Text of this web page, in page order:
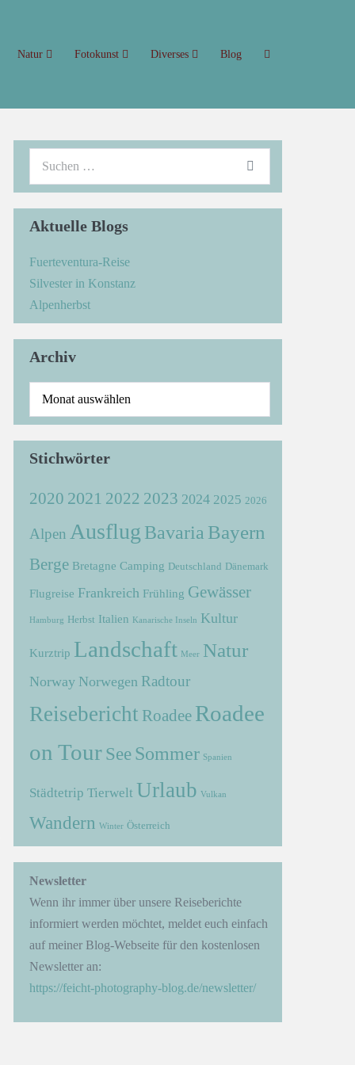
Natur Fotokunst Diverses Blog
Aktuelle Blogs
Fuerteventura-Reise
Silvester in Konstanz
Alpenherbst
Archiv
Stichwörter
2020 2021 2022 2023 2024 2025 2026
Alpen Ausflug Bavaria Bayern
Berge Bretagne Camping Deutschland Dänemark
Flugreise Frankreich Frühling Gewässer
Hamburg Herbst Italien Kanarische Inseln Kultur
Kurztrip Landschaft Meer Natur
Norway Norwegen Radtour
Reisebericht Roadee Roadee
on Tour See Sommer Spanien
Städtetrip Tierwelt Urlaub Vulkan
Wandern Winter Österreich
Newsletter
Wenn ihr immer über unsere Reiseberichte
informiert werden möchtet, meldet euch einfach
auf meiner Blog-Webseite für den kostenlosen
Newsletter an:
https://feicht-photography-blog.de/newsletter/